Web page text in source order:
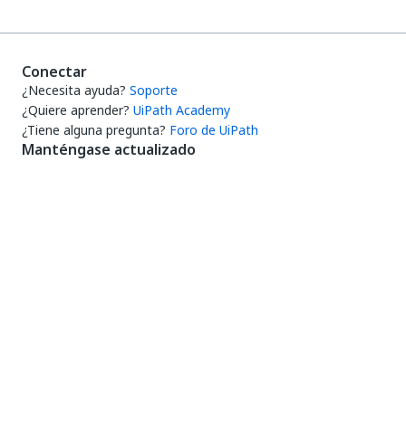
Conectar
¿Necesita ayuda? Soporte
¿Quiere aprender? UiPath Academy
¿Tiene alguna pregunta? Foro de UiPath
Manténgase actualizado